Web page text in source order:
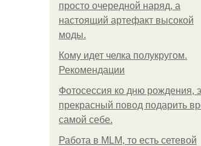
просто очередной наряд, а
настоящий артефакт высокой
моды.
Кому идет челка полукругом.
Рекомендации
Фотосессия ко дню рождения,
прекрасный повод подарить
самой себе.
Работа в MLM, то есть сетевой